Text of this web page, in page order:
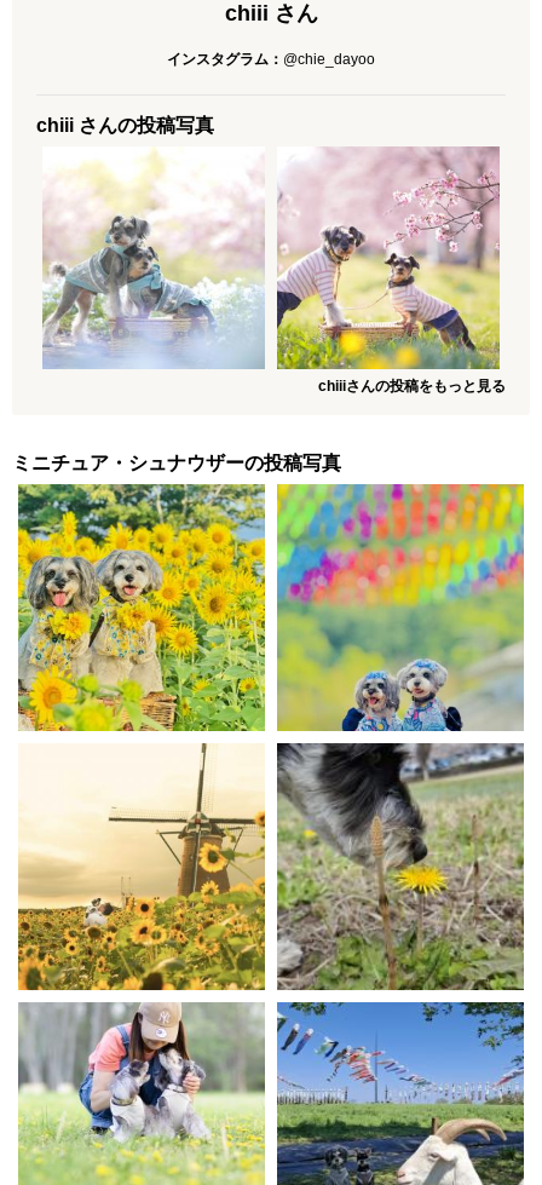
chiii さん
インスタグラム： @chie_dayoo
chiii さんの投稿写真
chiiiさんの投稿をもっと見る
ミニチュア・シュナウザーの投稿写真